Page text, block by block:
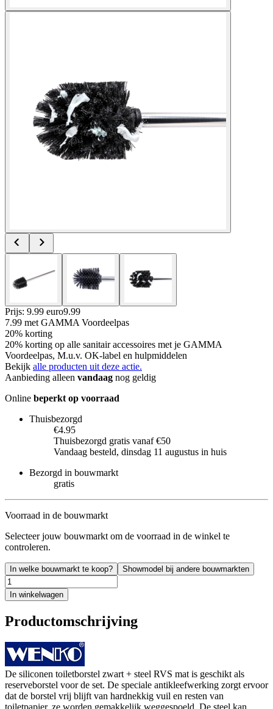
Prijs: 9.99 euro9.99
7.99 met GAMMA Voordeelpas
20% korting
20% korting op alle sanitair accessoires met je GAMMA
Voordeelpas, M.u.v. OK-label en hulpmiddelen
Bekijk alle producten uit deze actie.
Aanbieding alleen vandaag nog geldig
Online beperkt op voorraad
Thuisbezorgd
€4.95
Thuisbezorgd gratis vanaf €50
Vandaag besteld, dinsdag 11 augustus in huis
Bezorgd in bouwmarkt
gratis
Voorraad in de bouwmarkt
Selecteer jouw bouwmarkt om de voorraad in de winkel te
controleren.
In welke bouwmarkt te koop? Showmodel bij andere bouwmarkten
In winkelwagen
Productomschrijving
De siliconen toiletborstel zwart + steel RVS mat is geschikt als
reserveborstel voor de set. De speciale antikleefwerking zorgt ervoor
dat de borstel vrij blijft van hardnekkig vuil en resten van
toiletpapier, ze worden gemakkelijk weggespoeld. De steel kan